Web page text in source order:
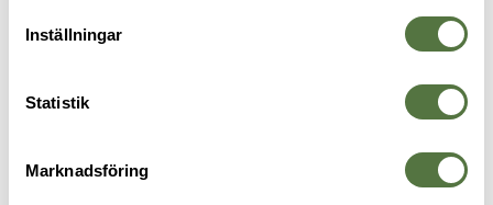
Inställningar
Statistik
Marknadsföring
Notebook, Top Spiral, 10 x 15 cm
Top Spiral Notebook 10 x 15 cm
BLOCK & PENNOR